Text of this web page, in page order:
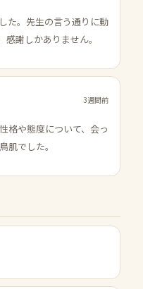
た。先生の言う通りに動
謝しかありません。
3週間前
格や態度について、会っ
肌でした。